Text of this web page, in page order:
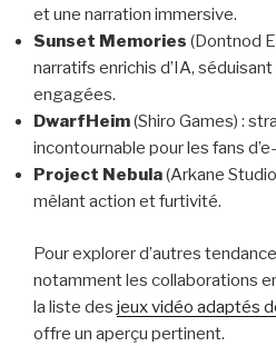
et une narration immersive.
Sunset Memories (Dontnod
narratifs enrichis d’IA,
engagées.
DwarfHeim(Shiro Games) :
incontournable pour les fans
Project Nebula(Arkane
mêlant action et furtivité.
Pour explorer d’autres
notamment les collaborations
la liste des jeux vidéo adaptés
offre un aperçu pertinent.